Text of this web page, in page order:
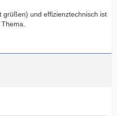
grüßen) und effizienztechnisch ist